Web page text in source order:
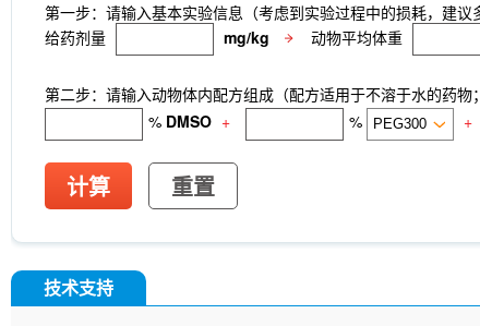
第一步：请输入基本实验信息（考虑到实验过程中的损耗，建议
给药剂量
mg/kg 动物平均体重
第二步：请输入动物体内配方组成（配方适用于不溶于水的药
% DMSO + % +
计算 重置
技术支持